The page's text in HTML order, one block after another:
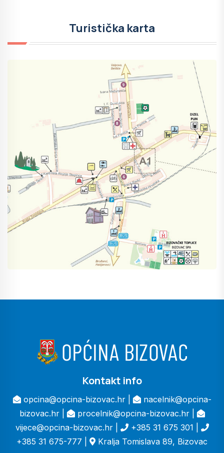
Turistička karta
Kontakt info
opcina@opcina-bizovac.hr |
nacelnik@opcina-
bizovac.hr |
procelnik@opcina-bizovac.hr |
vijece@opcina-bizovac.hr |
+385 31 675 301 |
+385 31 675-777 |
Kralja Tomislava 89, Bizovac